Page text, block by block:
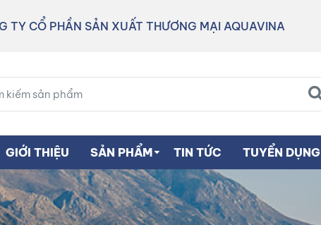
TY CỔ PHẦN SẢN XUẤT THƯƠNG MẠI AQUAVINA
GIỚI THIỆU SẢN PHẨM TIN TỨC TUYỂN DỤNG